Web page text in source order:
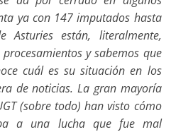
ya con 147 imputados hasta
Asturies están, literalmente,
y sabemos que
cuál es su situación en los
de noticias. La gran mayoría
(sobre todo) han visto cómo
a una lucha que fue mal